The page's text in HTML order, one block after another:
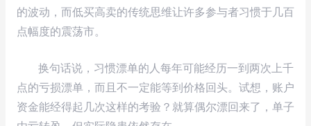
的波动，而低买高卖的传统思维让许多参与者习惯于几百
点幅度的震荡市。
换句话说，习惯漂单的人每年可能经历一到两次上千
点的亏损漂单，而且不一定能等到价格回头。试想，账户
资金能经得起几次这样的考验？就算偶尔漂回来了，单子